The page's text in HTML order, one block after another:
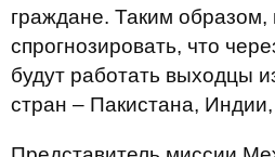
граждане. Таким
спрогнозировать, что
будут работать выходцы
стран – Пакистана,